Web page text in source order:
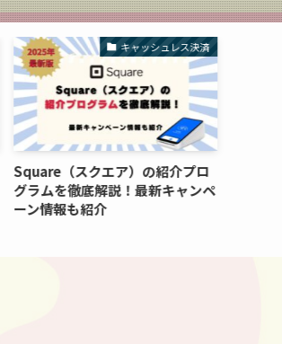
キャッシュレス決済
Square（スクエア）の紹介プロ
グラムを徹底解説！最新キャンペ
ーン情報も紹介